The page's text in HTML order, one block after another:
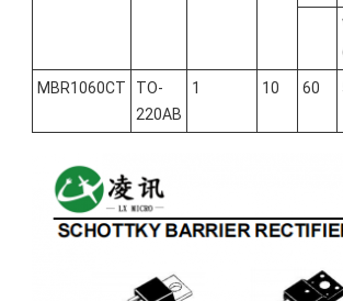
MBR1060CT
TO-
220AB
1 10 60